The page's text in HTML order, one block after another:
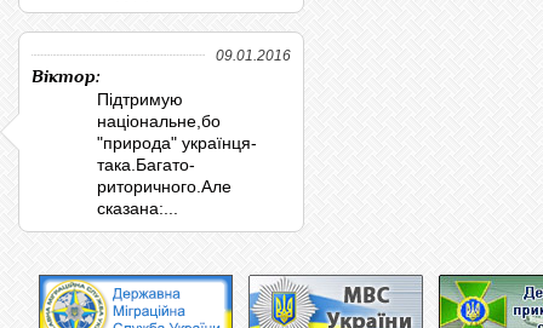
09.01.2016
Віктор:
Підтримую
національне,бо
"природа" українця-
така.Багато-
риторичного.Але
сказана:...